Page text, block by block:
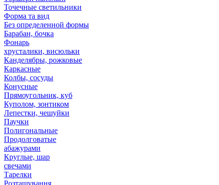
Точечные светильники
Форма та вид
Без определенной формы
Барабан, бочка
Фонарь
хрусталики, висюльки
Канделябры, рожковые
Каркасные
Колбы, сосуды
Конусные
Прямоугольник, куб
Куполом, зонтиком
Лепестки, чешуйки
Паучки
Полигональные
Продолговатые
абажурами
Круглые, шар
свечами
Тарелки
Розташування